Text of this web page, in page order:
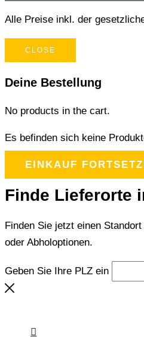
Alle Preise inkl. der
CLOSE
Deine Bestellung
No products in the cart.
Es befinden sich keine
EINKAUF
Finde Lieferorte
Finden Sie jetzt einen
oder Abholoptionen.
Geben Sie Ihre PLZ ein